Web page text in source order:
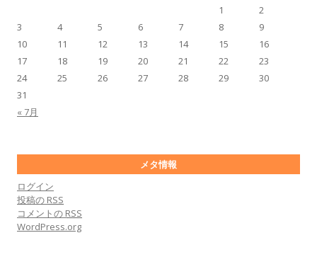
« 7月
1
2
3
4 5 6 7 8
9
10
11 12 13 14 15
16
17
18 19 20 21 22
23
24
25 26 27 28 29
30
31
メタ情報
ログイン
投稿の RSS
コメントの RSS
WordPress.org